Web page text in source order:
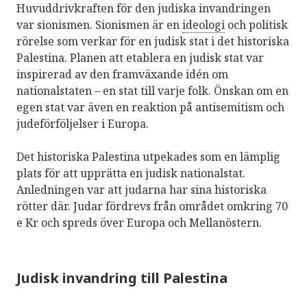
Huvuddrivkraften för den judiska invandringen
var sionismen. Sionismen är enideologi och politisk
rörelse som verkar för en judisk stat i det historiska
Palestina. Planen att etablera en judisk stat var
inspirerad av den framväxande idén om
nationalstaten – en stat till varje folk. Önskan om en
egen stat var även en reaktion på antisemitism och
judeförföljelser i Europa.
Det historiska Palestina utpekades som en lämplig
plats för att upprätta en judisk nationalstat.
Anledningen var att judarna har sina historiska
rötter där. Judar fördrevs från området omkring 70
e Kr och spreds över Europa och Mellanöstern.
Judisk invandring till Palestina